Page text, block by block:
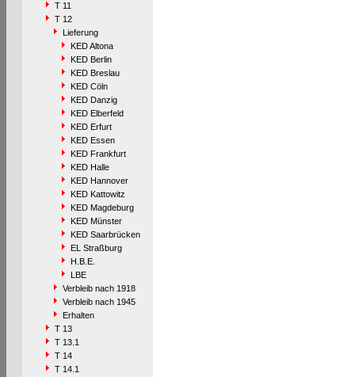
T 11
T 12
Lieferung
KED Altona
KED Berlin
KED Breslau
KED Cöln
KED Danzig
KED Elberfeld
KED Erfurt
KED Essen
KED Frankfurt
KED Halle
KED Hannover
KED Kattowitz
KED Magdeburg
KED Münster
KED Saarbrücken
EL Straßburg
H.B.E.
LBE
Verbleib nach 1918
Verbleib nach 1945
Erhalten
T 13
T 13.1
T 14
T 14.1